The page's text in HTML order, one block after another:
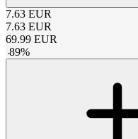
7.63 EUR
7.63 EUR
69.99 EUR
-89%